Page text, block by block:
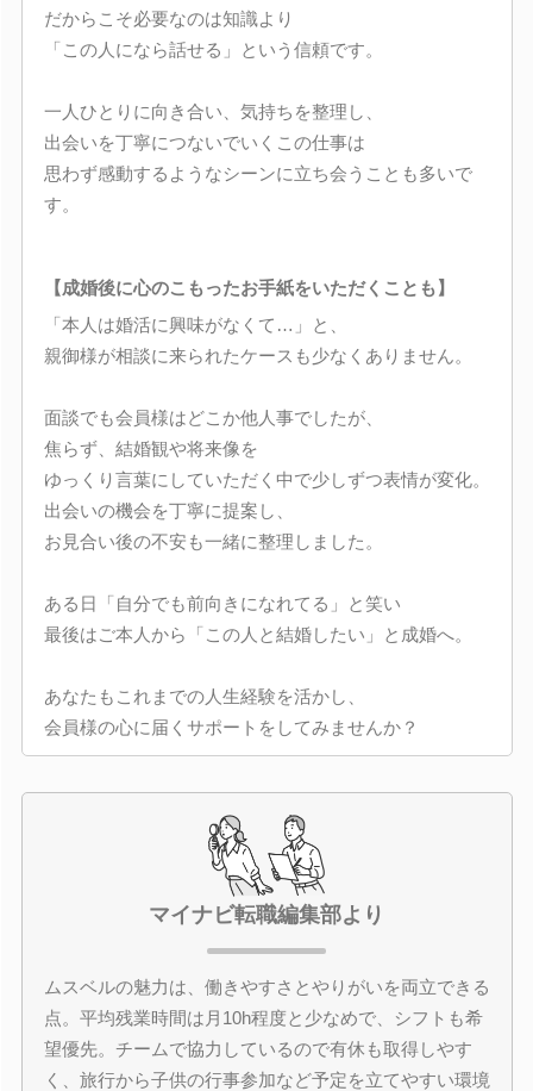
だからこそ必要なのは知識より
「この人になら話せる」という信頼です。
一人ひとりに向き合い、気持ちを整理し、
出会いを丁寧につないでいくこの仕事は
思わず感動するようなシーンに立ち会うことも多いで
す。
【成婚後に心のこもったお手紙をいただくことも】
「本人は婚活に興味がなくて…」と、
親御様が相談に来られたケースも少なくありません。
面談でも会員様はどこか他人事でしたが、
焦らず、結婚観や将来像を
ゆっくり言葉にしていただく中で少しずつ表情が変化。
出会いの機会を丁寧に提案し、
お見合い後の不安も一緒に整理しました。
ある日「自分でも前向きになれてる」と笑い
最後はご本人から「この人と結婚したい」と成婚へ。
あなたもこれまでの人生経験を活かし、
会員様の心に届くサポートをしてみませんか？
マイナビ転職編集部より
ムスベルの魅力は、働きやすさとやりがいを両立できる
点。平均残業時間は月10h程度と少なめで、シフトも希
望優先。チームで協力しているので有休も取得しやす
く、旅行から子供の行事参加など予定を立てやすい環境